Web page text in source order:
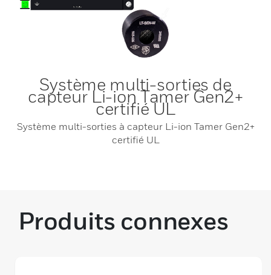
Système multi-sorties de
capteur Li-ion Tamer Gen2+
certifié UL
Système multi-sorties à capteur Li-ion Tamer Gen2+
certifié UL
Produits connexes